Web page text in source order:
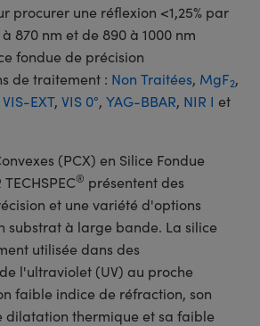
procurer une réflexion <1,25% par
870 nm et de 890 à 1000 nm
fondue de précision
de traitement : Non Traitées, MgF2,
VIS-EXT, VIS 0°, YAG-BBAR, NIR I et
(PCX) en Silice Fondue
® présentent des
et une variété d'options
substrat à large bande. La silice
utilisée dans des
l'ultraviolet (UV) au proche
faible indice de réfraction, son
dilatation thermique et sa faible